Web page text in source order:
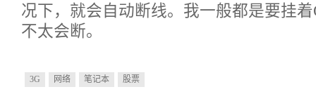
况下，就会自动断线。我一般都是要挂
不太会断。
3G 网络 笔记本 股票